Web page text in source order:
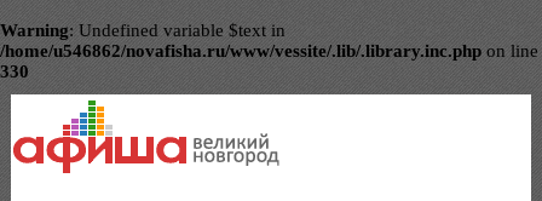
Warning: Undefined variable $text in
/home/u546862/novafisha.ru/www/vessite/.lib/.library.inc.php on line
330